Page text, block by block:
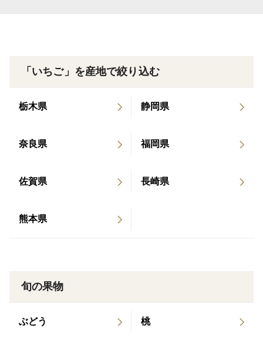
「いちご」を産地で絞り込む
栃木県 静岡県
奈良県 福岡県
佐賀県 長崎県
熊本県
旬の果物
ぶどう 桃